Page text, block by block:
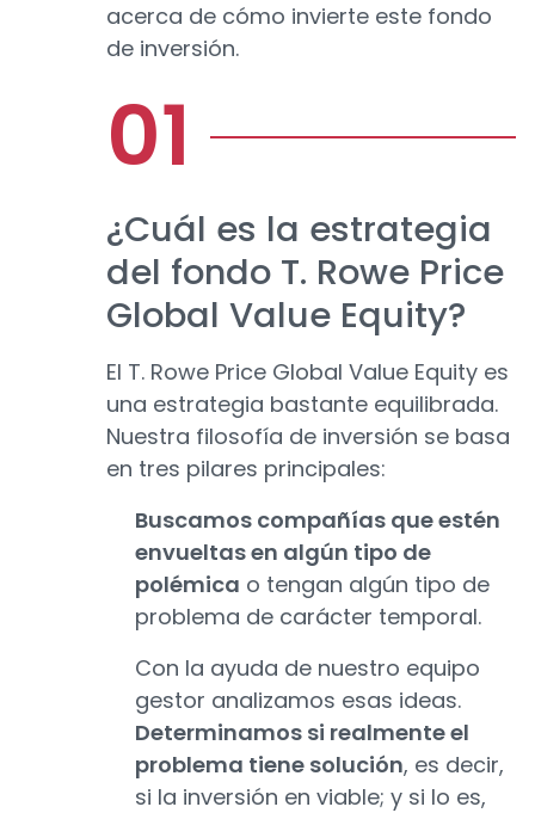
acerca de cómo invierte este fondo
de inversión.
¿Cuál es la estrategia
del fondo T. Rowe Price
Global Value Equity?
El T. Rowe Price Global Value Equity es
una estrategia bastante equilibrada.
Nuestra filosofía de inversión se basa
en tres pilares principales:
Buscamos compañías que estén
envueltas en algún tipo de
polémica o tengan algún tipo de
problema de carácter temporal.
Con la ayuda de nuestro equipo
gestor analizamos esas ideas.
Determinamos si realmente el
problema tiene solución, es decir,
si la inversión en viable; y si lo es,